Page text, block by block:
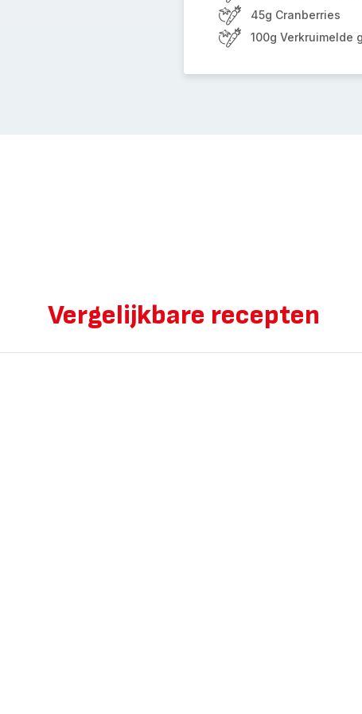
45g Cranberries
100g Verkruimelde
Vergelijkbare recepten